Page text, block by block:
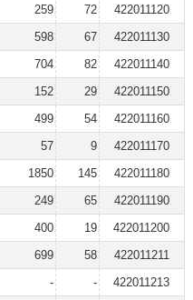
259 72
422011120
598 67
422011130
704 82
422011140
152 29
422011150
499 54
422011160
57 9
422011170
1850 145
422011180
249 65
422011190
400 19
422011200
699 58
422011211
- -
422011213